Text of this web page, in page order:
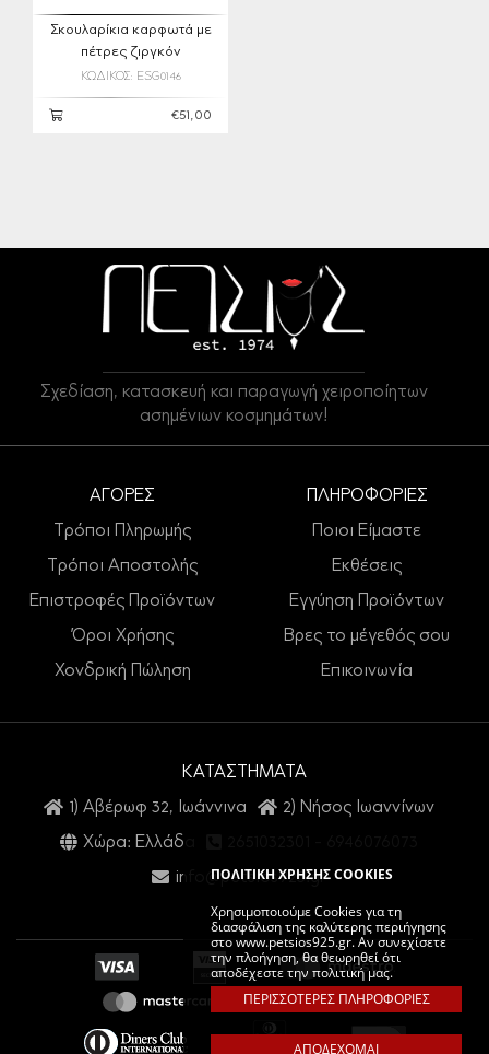
ΠΟΛΙΤΙΚΗ ΧΡΗΣΗΣ COOKIES
Χρησιμοποιούμε Cookies για τη
διασφάλιση της καλύτερης περιήγησης
στο www.petsios925.gr. Αν συνεχίσετε
την πλοήγηση, θα θεωρηθεί ότι
αποδέχεστε την πολιτική μας.
ΠΕΡΙΣΣΟΤΕΡΕΣ ΠΛΗΡΟΦΟΡΙΕΣ
ΑΠΟΔΕΧΟΜΑΙ
Σκουλαρίκια καρφωτά με
πέτρες ζιργκόν
ΚΩΔΙΚΟΣ: ESG0146
€51,00
Σχεδίαση, κατασκευή και παραγωγή χειροποίητων
ασημένιων κοσμημάτων!
ΑΓΟΡΕΣ
Τρόποι Πληρωμής
Τρόποι Αποστολής
Επιστροφές Προϊόντων
Όροι Χρήσης
Χονδρική Πώληση
ΠΛΗΡΟΦΟΡΙΕΣ
Ποιοι Είμαστε
Εκθέσεις
Εγγύηση Προϊόντων
Βρες το μέγεθός σου
Επικοινωνία
ΚΑΤΑΣΤΗΜΑΤΑ
1) Αβέρωφ 32, Ιωάννινα
2) Νήσος Ιωαννίνων
Χώρα: Ελλάδα
info@petsios925.gr